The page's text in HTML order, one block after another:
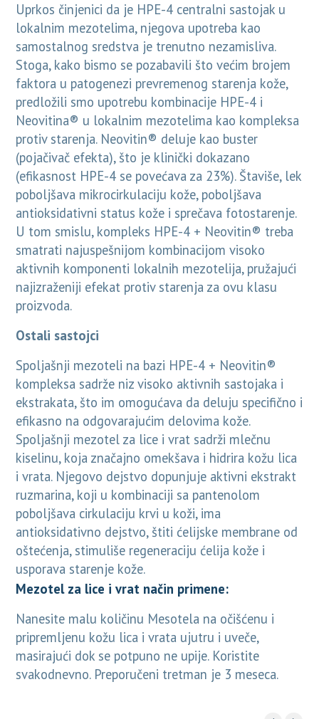
Uprkos činjenici da je HPE-4 centralni sastojak u
lokalnim mezotelima, njegova upotreba kao
samostalnog sredstva je trenutno nezamisliva.
Stoga, kako bismo se pozabavili što većim brojem
faktora u patogenezi prevremenog starenja kože,
predložili smo upotrebu kombinacije HPE-4 i
Neovitina® u lokalnim mezotelima kao kompleksa
protiv starenja. Neovitin® deluje kao buster
(pojačivač efekta), što je klinički dokazano
(efikasnost HPE-4 se povećava za 23%). Štaviše, lek
poboljšava mikrocirkulaciju kože, poboljšava
antioksidativni status kože i sprečava fotostarenje.
U tom smislu, kompleks HPE-4 + Neovitin® treba
smatrati najuspešnijom kombinacijom visoko
aktivnih komponenti lokalnih mezotelija, pružajući
najizraženiji efekat protiv starenja za ovu klasu
proizvoda.
Ostali sastojci
Spoljašnji mezoteli na bazi HPE-4 + Neovitin®
kompleksa sadrže niz visoko aktivnih sastojaka i
ekstrakata, što im omogućava da deluju specifično i
efikasno na odgovarajućim delovima kože.
Spoljašnji mezotel za lice i vrat sadrži mlečnu
kiselinu, koja značajno omekšava i hidrira kožu lica
i vrata. Njegovo dejstvo dopunjuje aktivni ekstrakt
ruzmarina, koji u kombinaciji sa pantenolom
poboljšava cirkulaciju krvi u koži, ima
antioksidativno dejstvo, štiti ćelijske membrane od
oštećenja, stimuliše regeneraciju ćelija kože i
usporava starenje kože.
Mezotel za lice i vrat način primene:
Nanesite malu količinu Mesotela na očišćenu i
pripremljenu kožu lica i vrata ujutru i uveče,
masirajući dok se potpuno ne upije. Koristite
svakodnevno. Preporučeni tretman je 3 meseca.